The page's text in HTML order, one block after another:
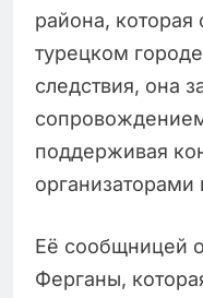
района,
турецком
следствия, она
поддерживая
Её сообщницей
Ферганы,